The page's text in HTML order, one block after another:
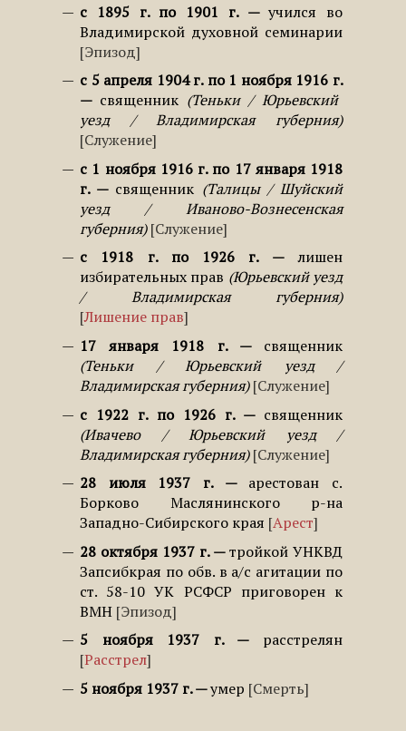
с 1895 г. по 1901 г.
учился во
Владимирской духовной семинарии
Эпизод
с 5 апреля 1904 г. по 1 ноября 1916 г.
священник
Теньки / Юрьевский
уезд / Владимирская губерния
Служение
с 1 ноября 1916 г. по 17 января 1918
г.
священник
Талицы / Шуйский
уезд / Иваново-Вознесенская
губерния
Служение
с 1918 г. по 1926 г.
лишен
избирательных прав Юрьевский уезд
/ Владимирская губерния
Лишение прав
17 января 1918 г.
священник
Теньки / Юрьевский уезд /
Владимирская губерния
Служение
с 1922 г. по 1926 г.
священник
Ивачево / Юрьевский уезд /
Владимирская губерния
Служение
28 июля 1937 г.
арестован с.
Борково Маслянинского р-на
Западно-Сибирского края Арест
28 октября 1937 г.
тройкой УНКВД
Запсибкрая по обв. в а/с агитации по
ст. 58-10 УК РСФСР приговорен к
ВМН Эпизод
5 ноября 1937 г.
расстрелян
Расстрел
5 ноября 1937 г.
умер Смерть